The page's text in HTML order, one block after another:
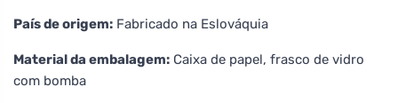
País de origem: Fabricado na Eslováquia
Material da embalagem: Caixa de papel, frasco de vidro
com bomba